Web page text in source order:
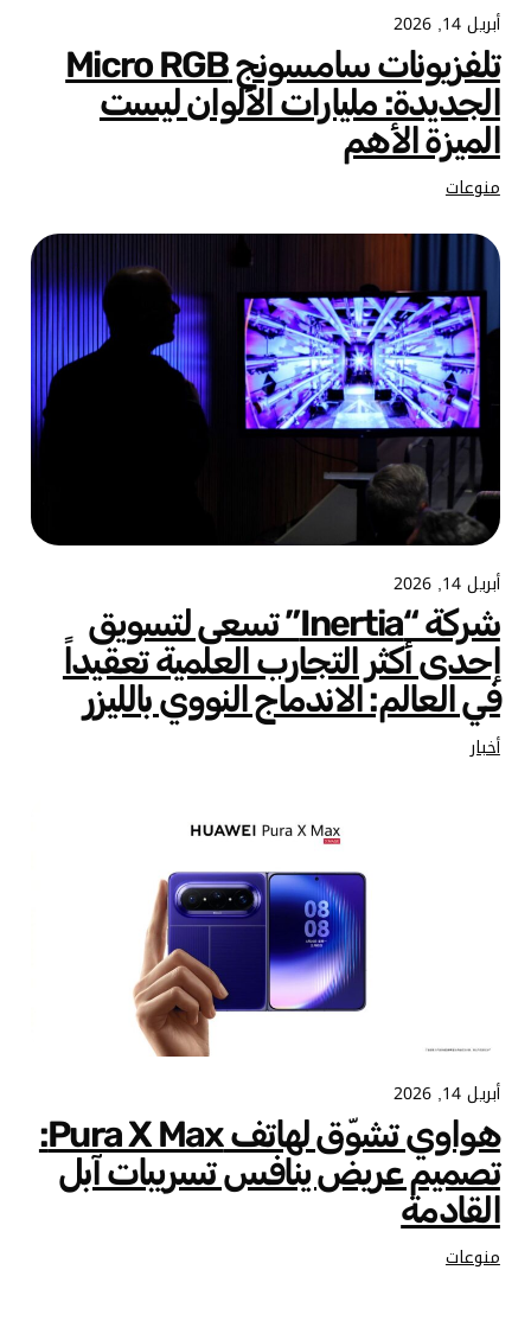
أبريل 14, 2026
تلفزيونات سامسونج Micro RGB
الجديدة: مليارات الألوان ليست
الميزة الأهم
منوعات
أبريل 14, 2026
شركة “Inertia” تسعى لتسويق
إحدى أكثر التجارب العلمية تعقيداً
في العالم: الاندماج النووي بالليزر
أخبار
أبريل 14, 2026
هواوي تشوّق لهاتف Pura X Max:
تصميم عريض ينافس تسريبات آبل
القادمة
منوعات